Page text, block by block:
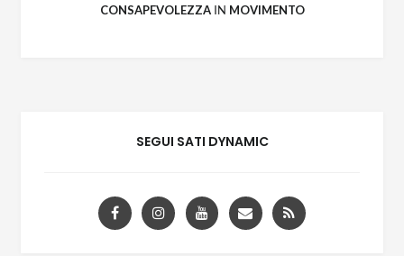
CONSAPEVOLEZZAIN MOVIMENTO
SEGUI SATI DYNAMIC